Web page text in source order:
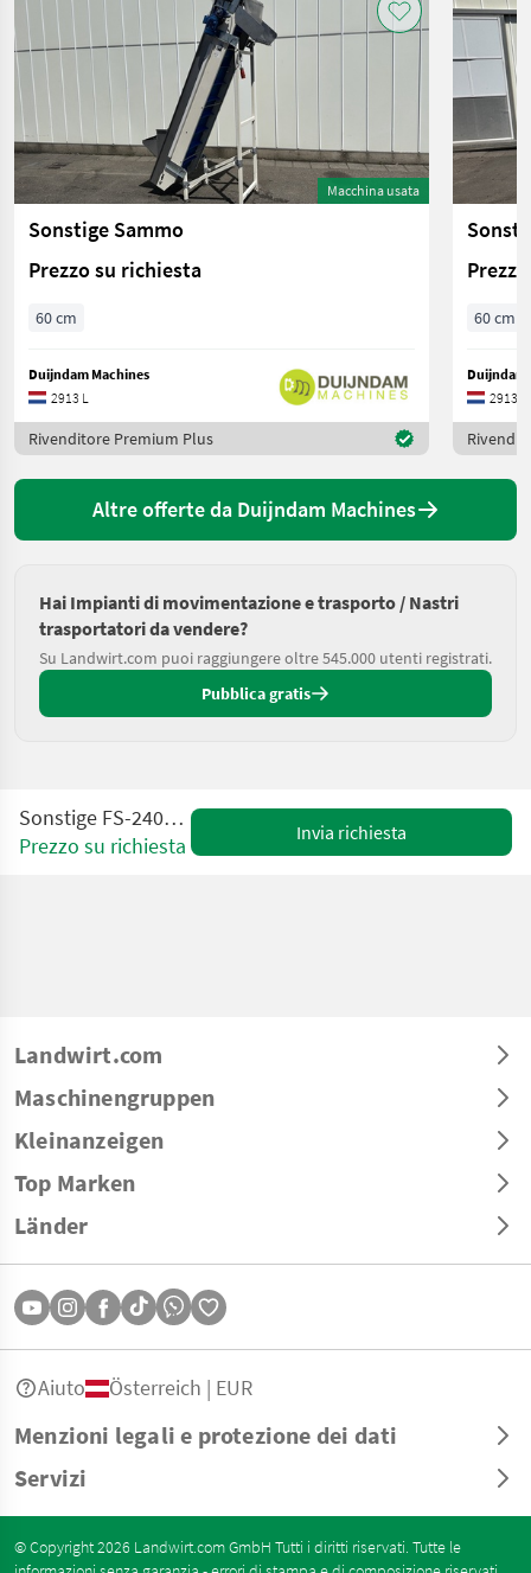
Macchina usata
Sonstige Sammo
Prezzo su richiesta
60 cm
Duijndam Machines
2913 L
Rivenditore Premium Plus
60 cm
Duijndam
2913 L
Altre offerte da Duijndam Machines
Hai Impianti di movimentazione e trasporto / Nastri
trasportatori da vendere?
Su Landwirt.com puoi raggiungere oltre 545.000 utenti registrati.
Pubblica gratis
Sonstige FS-240-MTS-030.Inox
Prezzo su richiesta
Invia richiesta
Landwirt.com
Maschinengruppen
Kleinanzeigen
Top Marken
Länder
Menzioni legali e protezione dei dati
Servizi
Aiuto Österreich | EUR
© Copyright 2026 Landwirt.com GmbH Tutti i diritti riservati. Tutte le